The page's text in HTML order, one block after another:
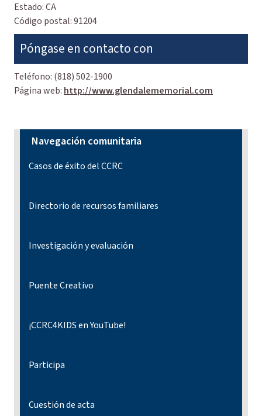
Estado:CA
Código postal:91204
Póngase en contacto con
Teléfono: (818) 502-1900
Página web: http://www.glendalememorial.com
Navegación comunitaria
Casos de éxito del CCRC
Directorio de recursos familiares
Investigación y evaluación
Puente Creativo
¡CCRC4KIDS en YouTube!
Participa
Cuestión de acta